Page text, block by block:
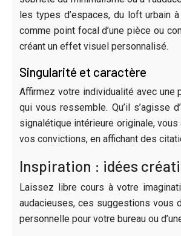
les types d’espaces, du loft urbain
comme point focal d’une pièce ou
créant un effet visuel personnalisé.
Singularité et caractère
Affirmez votre individualité avec une
qui vous ressemble. Qu’il s’agisse
signalétique intérieure originale,
vos convictions, en affichant des
Inspiration : idées
Laissez libre cours à votre
audacieuses, ces suggestions vous
personnelle pour votre bureau ou